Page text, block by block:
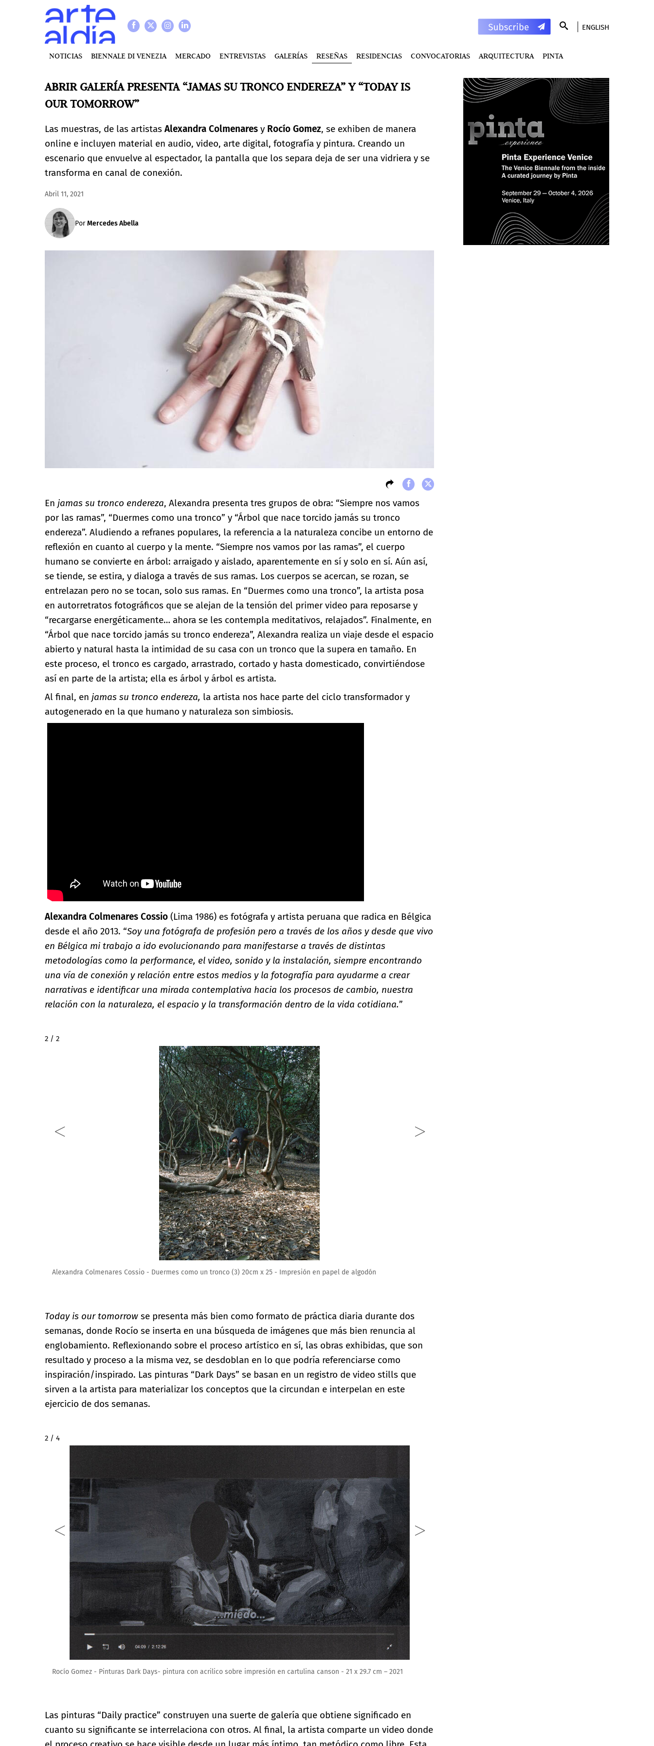
ENGLISH
NOTICIAS BIENNALE DI VENEZIA MERCADO ENTREVISTAS GALERÍAS RESEÑAS RESIDENCIAS CONVOCATORIAS ARQUITECTURA PINTA
ABRIR GALERÍA PRESENTA “JAMAS SU TRONCO ENDEREZA” Y “TODAY IS
OUR TOMORROW”
Las muestras, de las artistas Alexandra Colmenares y Rocío Gomez, se exhiben de manera
online e incluyen material en audio, video, arte digital, fotografía y pintura. Creando un
escenario que envuelve al espectador, la pantalla que los separa deja de ser una vidriera y se
transforma en canal de conexión.
Abril 11, 2021
PorMercedes Abella
En jamas su tronco endereza, Alexandra presenta tres grupos de obra: “Siempre nos vamos
por las ramas”, “Duermes como una tronco” y “Árbol que nace torcido jamás su tronco
endereza”. Aludiendo a refranes populares, la referencia a la naturaleza concibe un entorno de
reflexión en cuanto al cuerpo y la mente. “Siempre nos vamos por las ramas”, el cuerpo
humano se convierte en árbol: arraigado y aislado, aparentemente en sí y solo en sí. Aún así,
se tiende, se estira, y dialoga a través de sus ramas. Los cuerpos se acercan, se rozan, se
entrelazan pero no se tocan, solo sus ramas. En “Duermes como una tronco”, la artista posa
en autorretratos fotográficos que se alejan de la tensión del primer video para reposarse y
“recargarse energéticamente… ahora se les contempla meditativos, relajados”. Finalmente, en
“Árbol que nace torcido jamás su tronco endereza”, Alexandra realiza un viaje desde el espacio
abierto y natural hasta la intimidad de su casa con un tronco que la supera en tamaño. En
este proceso, el tronco es cargado, arrastrado, cortado y hasta domesticado, convirtiéndose
así en parte de la artista; ella es árbol y árbol es artista.
Al final, en jamas su tronco endereza, la artista nos hace parte del ciclo transformador y
autogenerado en la que humano y naturaleza son simbiosis.
Alexandra Colmenares Cossio (Lima 1986) es fotógrafa y artista peruana que radica en Bélgica
desde el año 2013. “Soy una fotógrafa de profesión pero a través de los años y desde que vivo
en Bélgica mi trabajo a ido evolucionando para manifestarse a través de distintas
metodologías como la performance, el video, sonido y la instalación, siempre encontrando
una vía de conexión y relación entre estos medios y la fotografía para ayudarme a crear
narrativas e identificar una mirada contemplativa hacia los procesos de cambio, nuestra
relación con la naturaleza, el espacio y la transformación dentro de la vida cotidiana.”
2 / 2
Alexandra Colmenares Cossio - Duermes como un tronco (3) 20cm x 25 - Impresión en papel de algodón
Today is our tomorrow se presenta más bien como formato de práctica diaria durante dos
semanas, donde Rocío se inserta en una búsqueda de imágenes que más bien renuncia al
englobamiento. Reflexionando sobre el proceso artístico en sí, las obras exhibidas, que son
resultado y proceso a la misma vez, se desdoblan en lo que podría referenciarse como
inspiración/inspirado. Las pinturas “Dark Days” se basan en un registro de video stills que
sirven a la artista para materializar los conceptos que la circundan e interpelan en este
ejercicio de dos semanas.
2 / 4
Rocío Gomez - Pinturas Dark Days- pintura con acrilico sobre impresión en cartulina canson - 21 x 29.7 cm – 2021
Las pinturas “Daily practice” construyen una suerte de galería que obtiene significado en
cuanto su significante se interrelaciona con otros. Al final, la artista comparte un video donde